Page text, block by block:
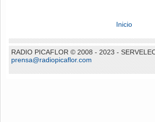
Inicio
RADIO PICAFLOR © 2008 - 2023 -
prensa@radiopicaflor.com